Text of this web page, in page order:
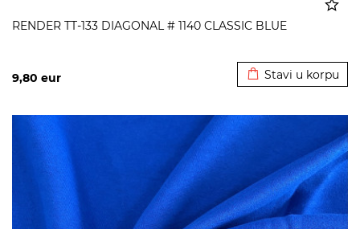
RENDER TT-133 DIAGONAL # 1140 CLASSIC BLUE
9,80 eur Stavi u korpu